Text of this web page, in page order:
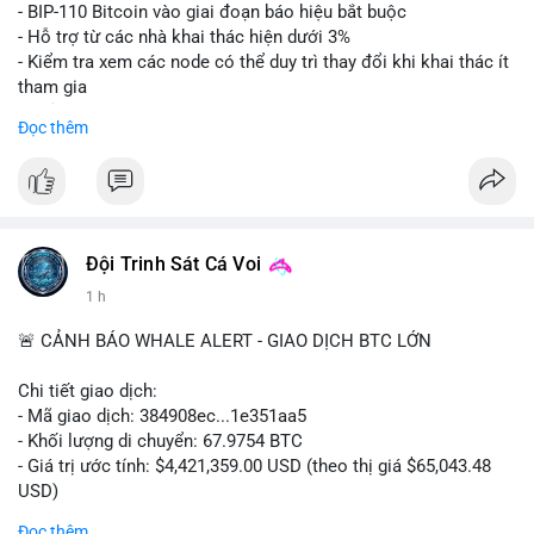
Lời khuyên: Nhà đầu tư nhỏ lẻ nên thận trọng quan sát biến
động thanh khoản trong 24-48 giờ tới. Tránh hành động theo
cảm xúc, hãy chờ xác nhận điểm đến của số BTC này trước khi
điều chỉnh vị thế.
#556btc #36trusd
- BIP-110 Bitcoin vào giai đoạn báo hiệu bắt buộc
- Hỗ trợ từ các nhà khai thác hiện dưới 3%
- Kiểm tra xem các node có thể duy trì thay đổi khi khai thác ít
tham gia
📰 Nguồn: Cointelegraph
Đọc thêm
Đội Trinh Sát Cá Voi
1 h
🚨 CẢNH BÁO WHALE ALERT - GIAO DỊCH BTC LỚN
Chi tiết giao dịch:
- Mã giao dịch: 384908ec...1e351aa5
- Khối lượng di chuyển: 67.9754 BTC
- Giá trị ước tính: $4,421,359.00 USD (theo thị giá $65,043.48
USD)